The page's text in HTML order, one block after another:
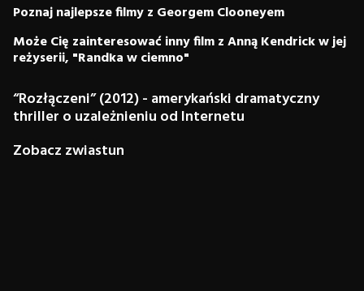
Poznaj najlepsze filmy z Georgem Clooneyem
Może Cię zainteresować inny film z Anną Kendrick w jej
reżyserii, "Randka w ciemno"
“Rozłączeni” (2012) - amerykański dramatyczny
thriller o uzależnieniu od Internetu
Zobacz zwiastun